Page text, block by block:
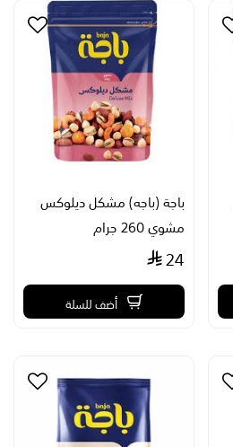
باجة (باجه) مشكل ديلوكس
مشوي 260 جرام
24
أضف للسلة